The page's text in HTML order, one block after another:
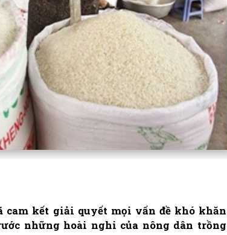
cam kết giải quyết mọi vấn đề khó khăn
những hoài nghi của nông dân trồng